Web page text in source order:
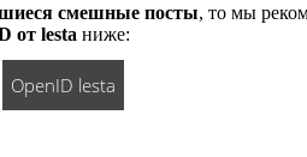
смешные посты, то мы
от lesta ниже:
OpenID lesta